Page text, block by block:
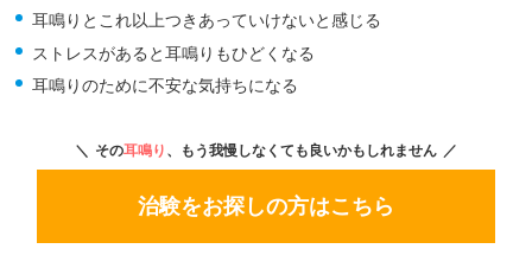
耳鳴りとこれ以上つきあっていけないと感じる
ストレスがあると耳鳴りもひどくなる
耳鳴りのために不安な気持ちになる
その耳鳴り 、もう我慢しなくても良いかもしれません
治験をお探しの方はこちら